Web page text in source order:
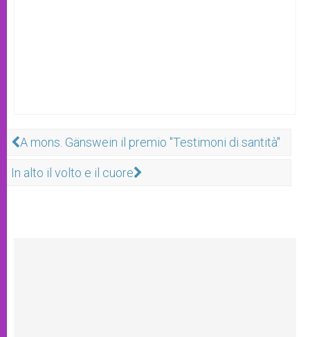
A mons. Gänswein il premio "Testimoni di santità"
In alto il volto e il cuore